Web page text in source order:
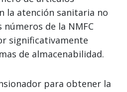
la atención sanitaria no
números de la NMFC
significativamente
de almacenabilidad.
para obtener la